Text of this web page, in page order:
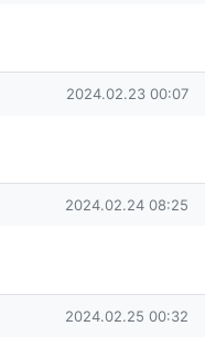
작성일
2024.02.23 00:07
작성일
2024.02.24 08:25
댓글작성일
2024.02.25 00:32